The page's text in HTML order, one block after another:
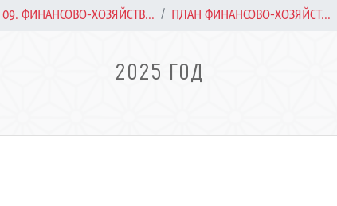
09. ФИНАНСОВО-ХОЗЯЙСТВ... ПЛАН ФИНАНСОВО-ХОЗЯЙСТ...
2025 ГОД